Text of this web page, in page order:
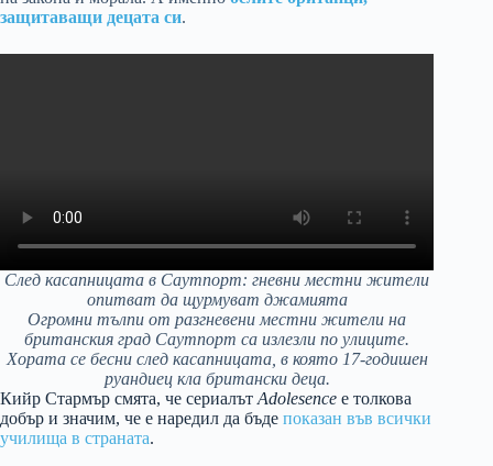
защитаващи децата си.
След касапницата в Саутпорт: гневни местни жители
опитват да щурмуват джамията
Огромни тълпи от разгневени местни жители на
британския град Саутпорт са излезли по улиците.
Хората се бесни след касапницата, в която 17-годишен
руандиец кла британски деца.
Кийр Стармър смята, че сериалът Adolesence е толкова
добър и значим, че е наредил да бъде показан във всички
училища в страната.